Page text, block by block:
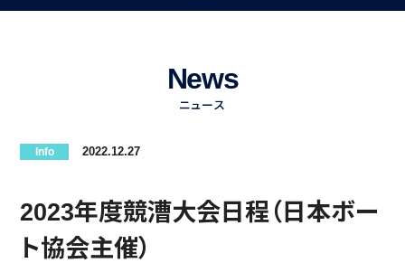
News
ニュース
Info 2022.12.27
2023年度競漕大会日程（日本ボー
ト協会主催）